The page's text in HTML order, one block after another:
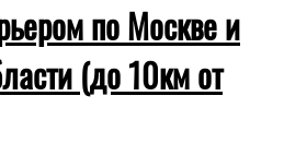
по Москве и
(до 10км от